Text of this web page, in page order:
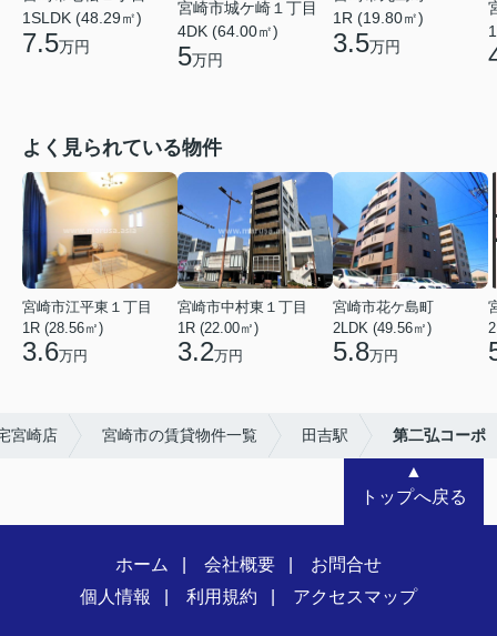
1SLDK (48.29㎡)
7.5万円
宮崎市城ケ崎１丁目
4DK (64.00㎡)
5万円
1R (19.80㎡)
3.5万円
よく見られている物件
宮崎市江平東１丁目
1R (28.56㎡)
3.6万円
宮崎市中村東１丁目
1R (22.00㎡)
3.2万円
宮崎市花ケ島町
2LDK (49.56㎡)
5.8万円
宮崎店 宮崎市の賃貸物件一覧 田吉駅 第二弘コーポ
▲
トップへ戻る
ホーム 会社概要
お問合せ
個人情報
利用規約 アクセスマップ